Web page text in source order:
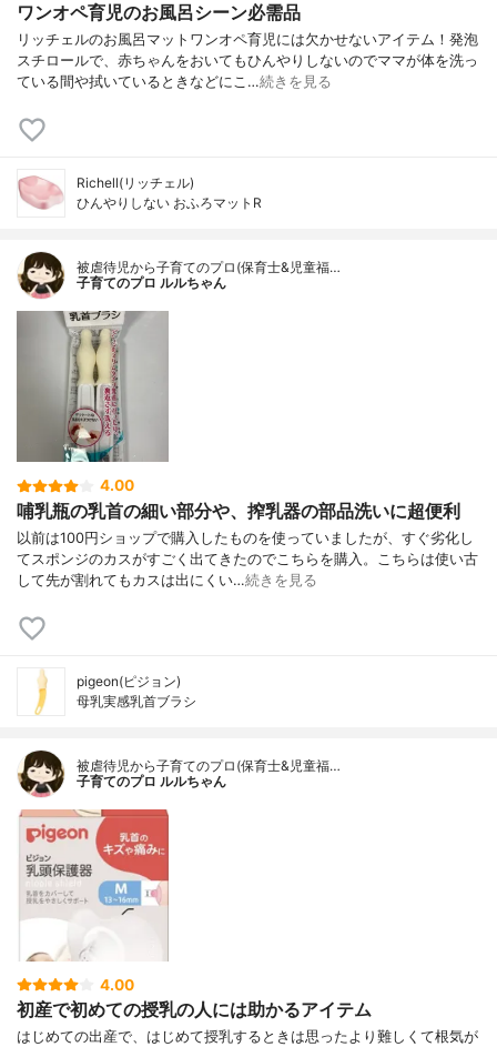
ワンオペ育児のお風呂シーン必需品
リッチェルのお風呂マットワンオペ育児には欠かせないアイテム！発泡
スチロールで、赤ちゃんをおいてもひんやりしないのでママが体を洗っ
ている間や拭いているときなどにこ…続きを見る
Richell(リッチェル)
ひんやりしない おふろマットR
被虐待児から子育てのプロ(保育士&児童福…
子育てのプロ ルルちゃん
4.00
哺乳瓶の乳首の細い部分や、搾乳器の部品洗いに超便利
以前は100円ショップで購入したものを使っていましたが、すぐ劣化し
てスポンジのカスがすごく出てきたのでこちらを購入。こちらは使い古
して先が割れてもカスは出にくい…続きを見る
pigeon(ピジョン)
母乳実感乳首ブラシ
被虐待児から子育てのプロ(保育士&児童福…
子育てのプロ ルルちゃん
4.00
初産で初めての授乳の人には助かるアイテム
はじめての出産で、はじめて授乳するときは思ったより難しくて根気が